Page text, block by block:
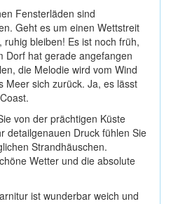
Fensterläden sind
Geht es um einen Wettstreit
bleiben! Es ist noch früh,
Dorf hat gerade angefangen
die Melodie wird vom Wind
Meer sich zurück. Ja, es lässt
von der prächtigen Küste
detailgenauen Druck fühlen Sie
Strandhäuschen.
Wetter und die absolute
ist wunderbar weich und